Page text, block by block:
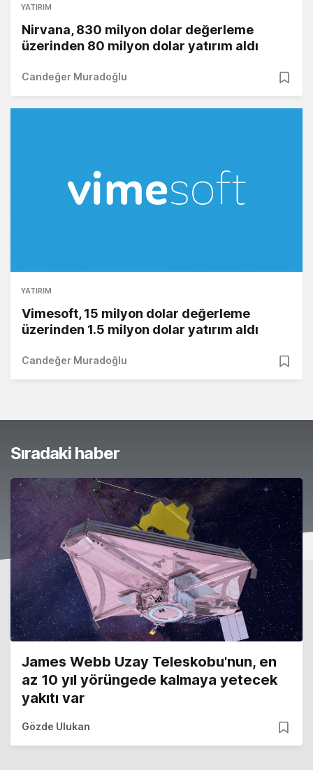
YATIRIM
Nirvana, 830 milyon dolar değerleme
üzerinden 80 milyon dolar yatırım aldı
Candeğer Muradoğlu
YATIRIM
Vimesoft, 15 milyon dolar değerleme
üzerinden 1.5 milyon dolar yatırım aldı
Candeğer Muradoğlu
Sıradaki haber
James Webb Uzay Teleskobu'nun, en
az 10 yıl yörüngede kalmaya yetecek
yakıtı var
Gözde Ulukan